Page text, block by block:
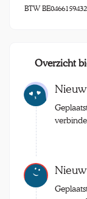
BTW BE0466159432
Overzicht